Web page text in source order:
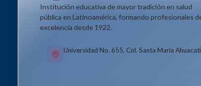
Institución educativa de mayor tradición en salud
pública en Latinoamérica, formando profesionales
excelencia desde 1922.
Universidad No. 655, Col. Santa María